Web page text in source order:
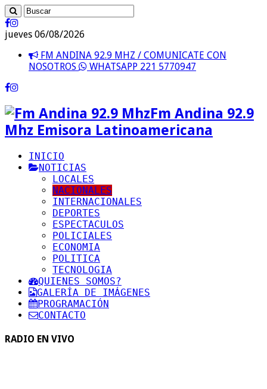
jueves 06/08/2026
FM ANDINA 92.9 MHZ / COMUNICATE CON
NOSOTROS
WHATSAPP 221 5770947
Fm Andina 92.9
Mhz Emisora Latinoamericana
INICIO
NOTICIAS
LOCALES
NACIONALES
INTERNACIONALES
DEPORTES
ESPECTACULOS
POLICIALES
ECONOMIA
POLITICA
TECNOLOGIA
QUIENES SOMOS?
GALERÍA DE IMÁGENES
PROGRAMACIÓN
CONTACTO
RADIO EN VIVO